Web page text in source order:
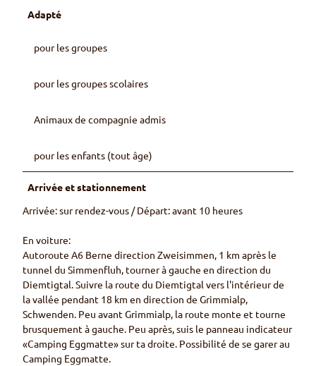
Adapté
pour les groupes
pour les groupes scolaires
Animaux de compagnie admis
pour les enfants (tout âge)
Arrivée et stationnement
Arrivée: sur rendez-vous / Départ: avant 10 heures
En voiture:
Autoroute A6 Berne direction Zweisimmen, 1 km après le
tunnel du Simmenfluh, tourner à gauche en direction du
Diemtigtal. Suivre la route du Diemtigtal vers l'intérieur de
la vallée pendant 18 km en direction de Grimmialp,
Schwenden. Peu avant Grimmialp, la route monte et tourne
brusquement à gauche. Peu après, suis le panneau indicateur
«Camping Eggmatte» sur ta droite. Possibilité de se garer au
Camping Eggmatte.